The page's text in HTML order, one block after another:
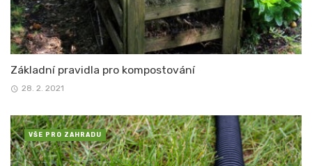
Základní pravidla pro kompostování
28. 2. 2021
VŠE PRO ZAHRADU